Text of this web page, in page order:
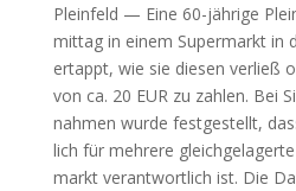
Plein­feld — Eine 60-jäh­ri­ge
mit­tag in einem Super­markt in
ertappt, wie sie die­sen ver­ließ
von ca. 20 EUR zu zah­len. Bei
nah­men wur­de fest­ge­stellt,
lich für meh­re­re
markt ver­ant­wort­lich ist. Die